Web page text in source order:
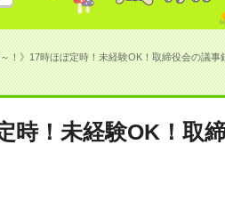
！》17時ほぼ定時！未経験OK！取締役会の議事
時！未経験OK！取